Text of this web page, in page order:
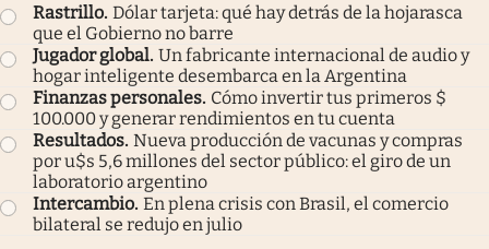
Rastrillo. Dólar tarjeta: qué hay detrás de la hojarasca
que el Gobierno no barre
Jugador global. Un fabricante internacional de audio y
hogar inteligente desembarca en la Argentina
Finanzas personales. Cómo invertir tus primeros $
100.000 y generar rendimientos en tu cuenta
Resultados. Nueva producción de vacunas y compras
por u$s 5,6 millones del sector público: el giro de un
laboratorio argentino
Intercambio. En plena crisis con Brasil, el comercio
bilateral se redujo en julio